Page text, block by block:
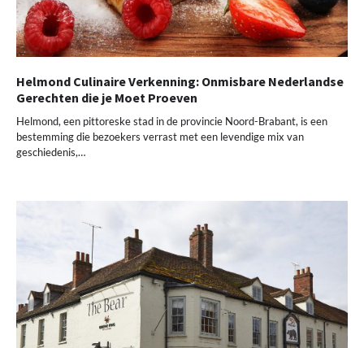
Helmond Culinaire Verkenning: Onmisbare Nederlandse
Gerechten die je Moet Proeven
Helmond, een pittoreske stad in de provincie Noord-Brabant, is een
bestemming die bezoekers verrast met een levendige mix van
geschiedenis,…